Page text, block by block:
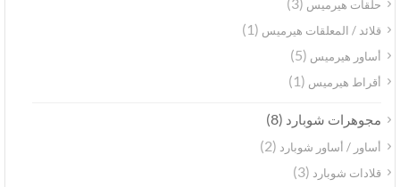
حلقات هيرميس
قلائد / المعلقات هيرميس(1)
أساور هيرميس(5)
أقراط هيرميس(1)
مجوهرات شوبارد(8)
أساور / أساور شوبارد(2)
قلادات شوبارد(3)